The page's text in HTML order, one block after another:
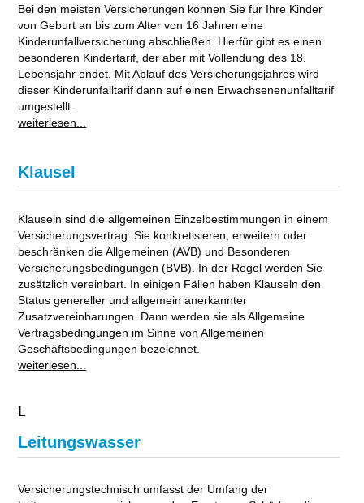
Bei den meisten Versicherungen können Sie für Ihre Kinder
von Geburt an bis zum Alter von 16 Jahren eine
Kinderunfallversicherung abschließen. Hierfür gibt es einen
besonderen Kindertarif, der aber mit Vollendung des 18.
Lebensjahr endet. Mit Ablauf des Versicherungsjahres wird
dieser Kinderunfalltarif dann auf einen Erwachsenenunfalltarif
umgestellt.
weiterlesen...
Klausel
Klauseln sind die allgemeinen Einzelbestimmungen in einem
Versicherungsvertrag. Sie konkretisieren, erweitern oder
beschränken die Allgemeinen (AVB) und Besonderen
Versicherungsbedingungen (BVB). In der Regel werden Sie
zusätzlich vereinbart. In einigen Fällen haben Klauseln den
Status genereller und allgemein anerkannter
Zusatzvereinbarungen. Dann werden sie als Allgemeine
Vertragsbedingungen im Sinne von Allgemeinen
Geschäftsbedingungen bezeichnet.
weiterlesen...
L
Leitungswasser
Versicherungstechnisch umfasst der Umfang der